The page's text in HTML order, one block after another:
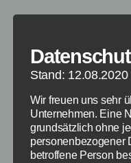
Stand: 12.08.2020
Wir freuen uns sehr
Unternehmen. Eine
grundsätzlich ohne
personenbezogener
betroffene Person